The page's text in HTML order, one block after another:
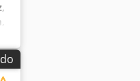
,
,